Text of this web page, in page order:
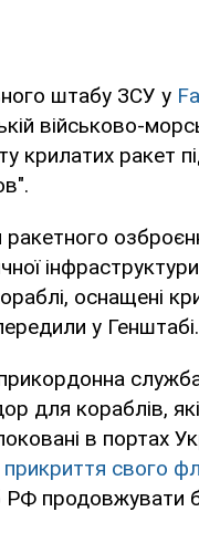
штабу ЗСУ у
військово-
ракет
ракетного
оснащені
у Генштабі.
для кораблів,
в портах
прикриття свого
продовжувати